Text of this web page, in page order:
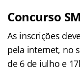
Concurso
As inscrições
pela internet, no
de 6 de julho e